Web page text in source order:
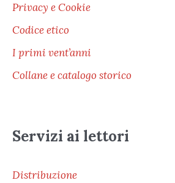
Privacy e Cookie
Codice etico
I primi vent’anni
Collane e catalogo storico
Servizi ai lettori
Distribuzione